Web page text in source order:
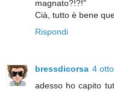
magnato?!?!"
Cià, tutto è bene
Rispondi
bressdicorsa 4
adesso ho capito